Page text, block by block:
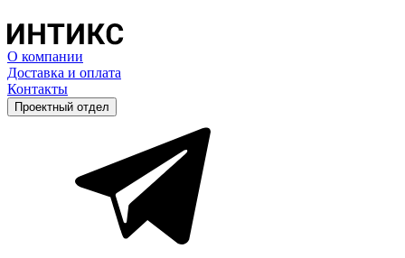
О компании
Доставка и оплата
Контакты
Проектный отдел